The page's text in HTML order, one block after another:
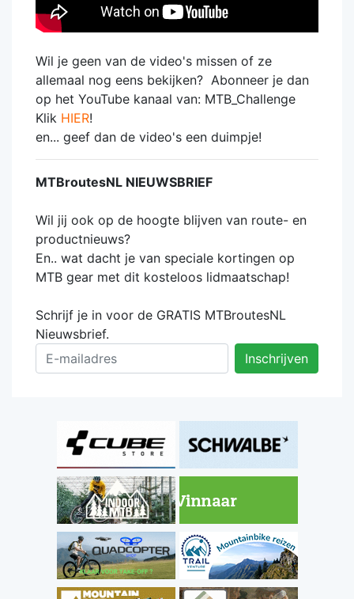
Wil je geen van de video's missen of ze
allemaal nog eens bekijken? Abonneer je dan
op het YouTube kanaal van: MTB_Challenge
Klik HIER!
en... geef dan de video's een duimpje!
MTBroutesNL NIEUWSBRIEF
Wil jij ook op de hoogte blijven van route- en
productnieuws?
En.. wat dacht je van speciale kortingen op
MTB gear met dit kosteloos lidmaatschap!
Schrijf je in voor de GRATIS MTBroutesNL
Nieuwsbrief.